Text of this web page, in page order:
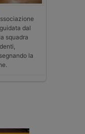
dal
squadra
la